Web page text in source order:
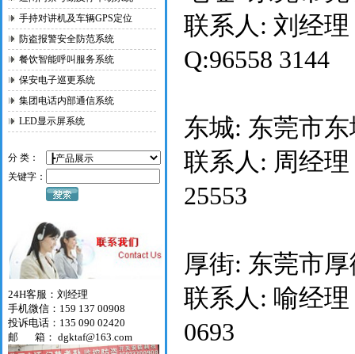
手持对讲机及车辆GPS定位
防盗报警安全防范系统
餐饮智能呼叫服务系统
保安电子巡更系统
集团电话内部通信系统
LED显示屏系统
分 类：
关键字：
24H客服：刘经理
手机微信：159 137 00908
投诉电话：135 090 02420
邮 箱： dgktaf@163.com
联系人: 刘经
Q:96558 3144
东城: 东莞市
联系人: 周经
25553
厚街: 东莞市
联系人: 喻经
0693